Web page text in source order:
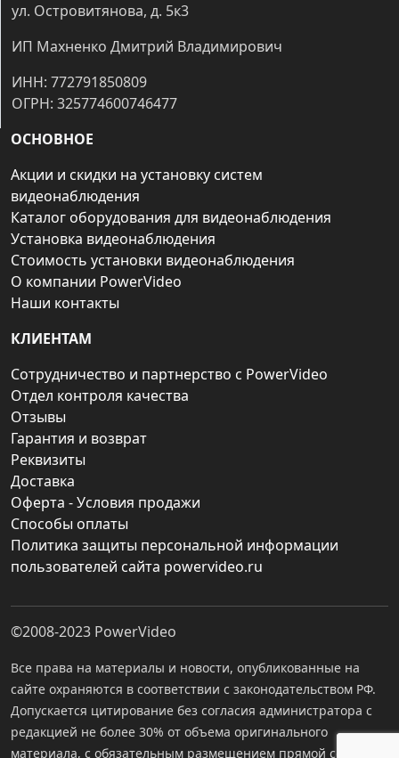
ул. Островитянова, д. 5к3
ИП Махненко Дмитрий Владимирович
ИНН: 772791850809
ОГРН: 325774600746477
ОСНОВНОЕ
Акции и скидки на установку систем
видеонаблюдения
Каталог оборудования для видеонаблюдения
Установка видеонаблюдения
Стоимость установки видеонаблюдения
О компании PowerVideo
Наши контакты
КЛИЕНТАМ
Сотрудничество и партнерство с PowerVideo
Отдел контроля качества
Отзывы
Гарантия и возврат
Реквизиты
Доставка
Оферта - Условия продажи
Способы оплаты
Политика защиты персональной информации
пользователей сайта powervideo.ru
©2008-2023 PowerVideo
Все права на материалы и новости, опубликованные на
сайте охраняются в соответствии с законодательством РФ.
Допускается цитирование без согласия администратора с
редакцией не более 30% от объема оригинального
материала, с обязательным размещением прямой ссылки